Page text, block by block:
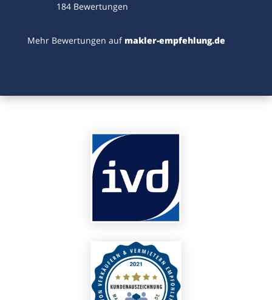
184 Bewertungen
Mehr Bewertungen auf makler-empfehlung.de